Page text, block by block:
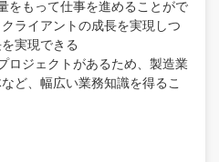
をもって仕事を進めることがで
ライアントの成長を実現しつ
実現できる
ロジェクトがあるため、製造業
ど、幅広い業務知識を得るこ